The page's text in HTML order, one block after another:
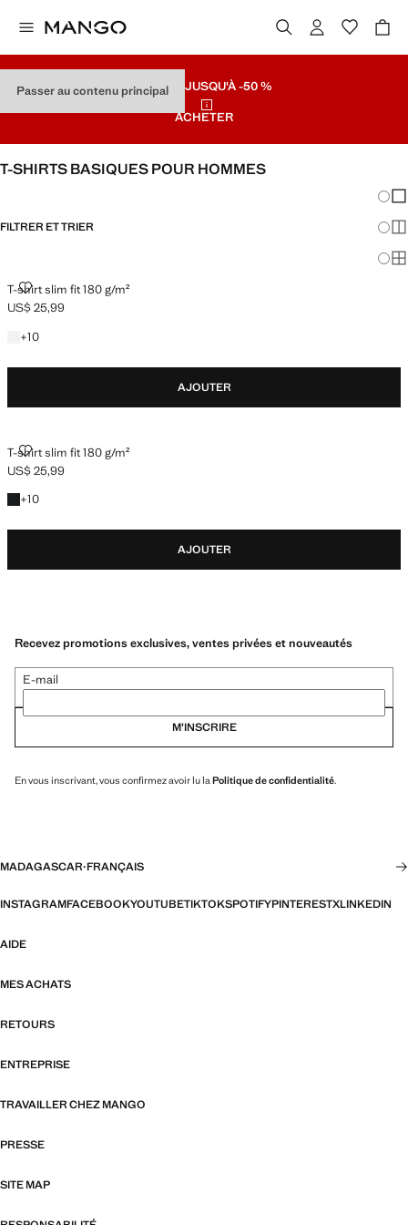
Passer au contenu principal
SOLDES JUSQU'À -50 %
ACHETER
T-SHIRTS BASIQUES POUR HOMMES
FILTRER ET TRIER
T-shirt slim fit 180 g/m²
T-SHIRT SLIM FIT 180 G/M²
Prix actuel [US$ 25,99 ]
US$ 25,99
+10
+10 couleurs
AJOUTER
T-shirt slim fit 180 g/m²
T-SHIRT SLIM FIT 180 G/M²
Prix actuel [US$ 25,99 ]
US$ 25,99
+10
+10 couleurs
AJOUTER
Recevez promotions exclusives, ventes privées et nouveautés
E-mail
M’INSCRIRE
En vous inscrivant, vous confirmez avoir lu la Politique de confidentialité.
MADAGASCAR·FRANÇAIS
INSTAGRAMFACEBOOKYOUTUBETIKTOKSPOTIFYPINTERESTXLINKEDIN
AIDE
MES ACHATS
RETOURS
ENTREPRISE
TRAVAILLER CHEZ MANGO
PRESSE
SITE MAP